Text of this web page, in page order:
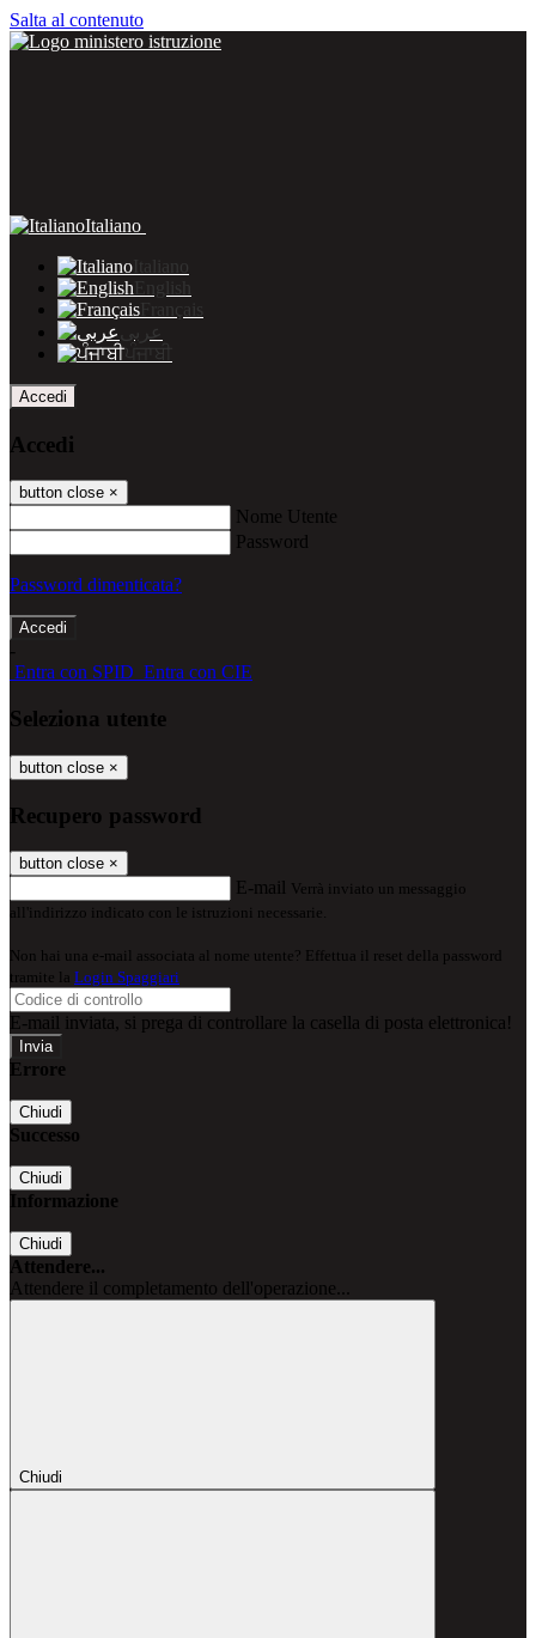
Salta al contenuto
Italiano
Italiano
English
Français
عربى
ਪੰਜਾਬੀ
Accedi
Accedi
button close ×
Nome Utente
Password
Password dimenticata?
-
Entra con SPID Entra con CIE
Seleziona utente
button close ×
Recupero password
button close ×
E-mail Verrà inviato un messaggio
all'indirizzo indicato con le istruzioni necessarie.
Non hai una e-mail associata al nome utente? Effettua il reset della password
tramite la Login Spaggiari
E-mail inviata, si prega di controllare la casella di posta elettronica!
Errore
Chiudi
Successo
Chiudi
Informazione
Chiudi
Attendere...
Attendere il completamento dell'operazione...
Chiudi